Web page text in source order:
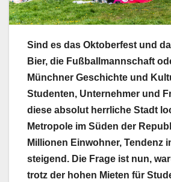
Sind es das Oktoberfest und
Bier, die Fußballmannschaft
Münchner Geschichte und
Studenten, Unternehmer und
diese absolut herrliche Stadt
Metropole im Süden der
Millionen Einwohner, Tendenz
steigend. Die Frage ist nun,
trotz der hohen Mieten für